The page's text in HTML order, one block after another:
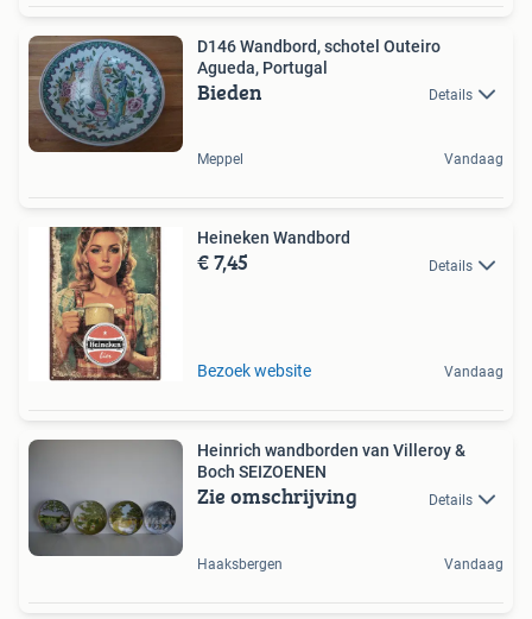
D146 Wandbord, schotel Outeiro
Agueda, Portugal
Bieden Details
Meppel Vandaag
Heineken Wandbord
€ 7,45 Details
Bezoek website Vandaag
Heinrich wandborden van Villeroy &
Boch SEIZOENEN
Zie omschrijving Details
Haaksbergen Vandaag